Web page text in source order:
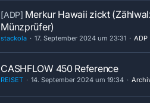
[ADP] Merkur Hawaii zickt
Münzprüfer)
stackola 17. September 2024 um 23:31 ADP
CASHFLOW 450 Reference
REISET 14. September 2024 um 19:34